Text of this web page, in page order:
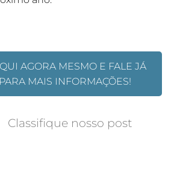
AGORA MESMO E FALE JÁ
MAIS INFORMAÇÕES!
Classifique nosso post